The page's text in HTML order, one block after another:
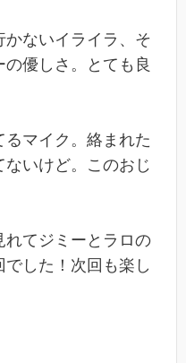
ないイライラ、そ
優しさ。とても良
マイク。絡まれた
いけど。このおじ
てジミーとラロの
した！次回も楽し